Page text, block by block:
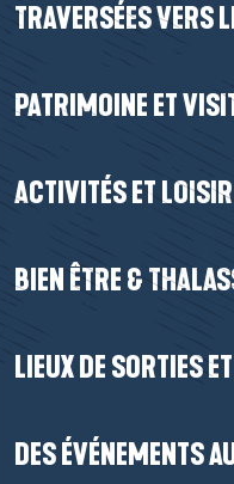
TRAVERSÉES VERS
PATRIMOINE ET
ACTIVITÉS ET
BIEN ÊTRE &
LIEUX DE SORTIES
DES ÉVÉNEMENTS
68▒▒
nous